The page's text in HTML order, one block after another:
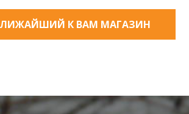
К ВАМ МАГАЗИН